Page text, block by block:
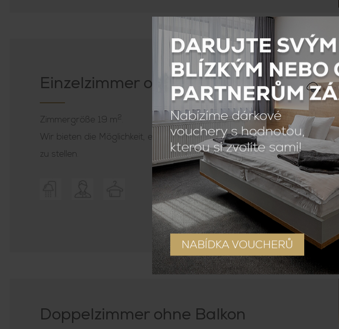
Einzelzimmer ohne Balkon
Zimmergröße 19 m2
Wir bieten die Möglichkeit, ein Zustell- oder Kinderbett ins Zimmer
zu stellen.
Doppelzimmer ohne Balkon